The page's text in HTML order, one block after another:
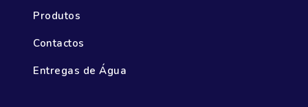
Produtos
Contactos
Entregas de Água